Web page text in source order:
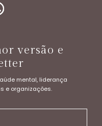
versão e
mental, liderança
e organizações.